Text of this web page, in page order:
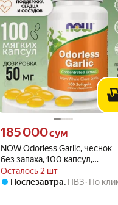
NOW Odorless Garlic, чеснок
без запаха, 100 капсул,
антиоксидант, для иммунитета
и сердца
Осталось 2 шт
Цена 185000 сум вместо
185 000сум
Послезавтра, ПВЗ По